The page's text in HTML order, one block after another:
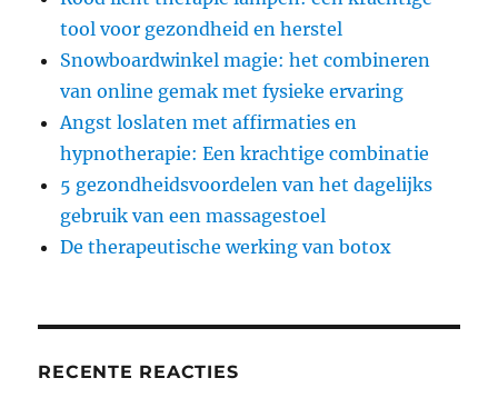
tool voor gezondheid en herstel
Snowboardwinkel magie: het combineren
van online gemak met fysieke ervaring
Angst loslaten met affirmaties en
hypnotherapie: Een krachtige combinatie
5 gezondheidsvoordelen van het dagelijks
gebruik van een massagestoel
De therapeutische werking van botox
RECENTE REACTIES